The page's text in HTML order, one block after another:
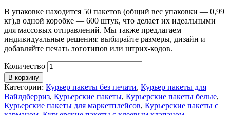
В упаковке находится 50 пакетов (общий вес упаковки — 0,99
кг),в одной коробке — 600 штук, что делает их идеальными
для массовых отправлений. Мы также предлагаем
индивидуальные решения: выбирайте размеры, дизайн и
добавляйте печать логотипов или штрих-кодов.
Количество
В корзину
Категории: Курьер пакеты без печати, Курьер пакеты для
Вайлдберриз, Курьерские пакеты, Курьерские пакеты белые,
Курьерские пакеты для маркетплейсов, Курьерские пакеты с